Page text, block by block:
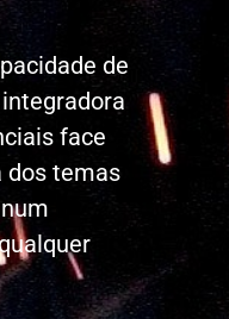
de
face
dos temas